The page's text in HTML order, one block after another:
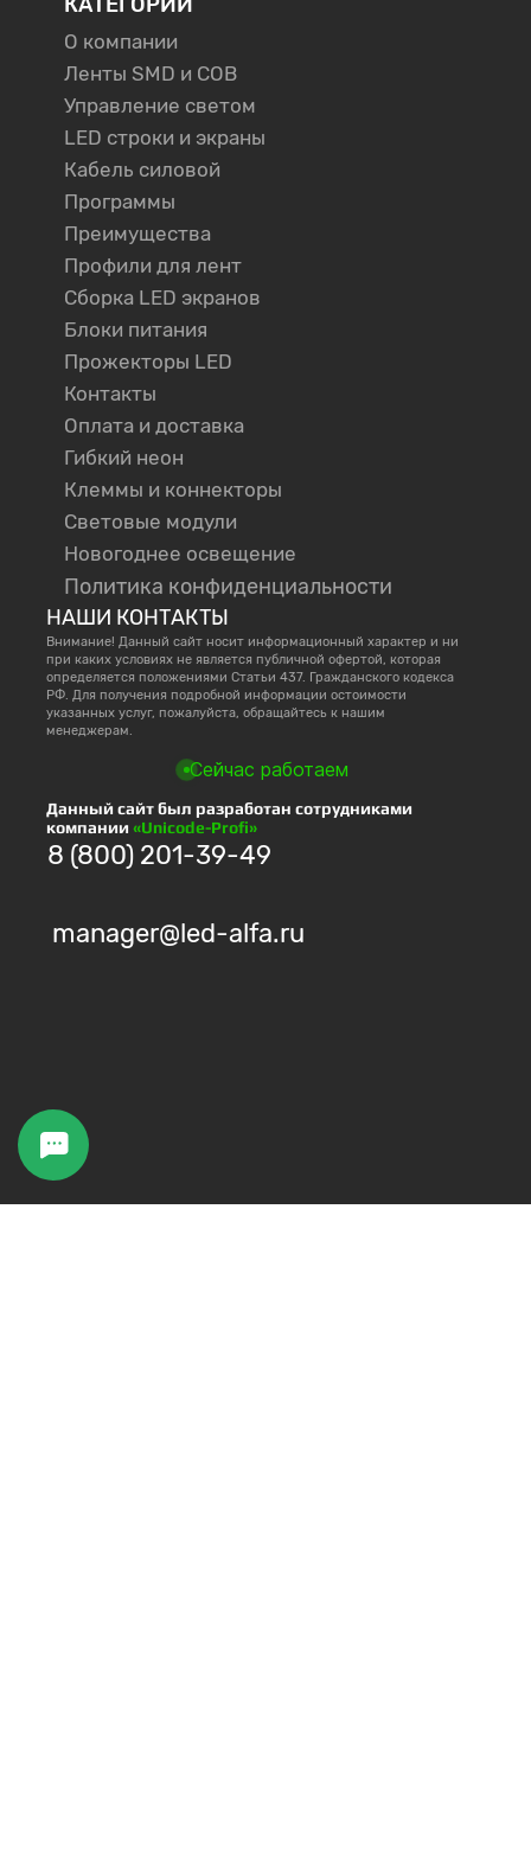
О компании
Ленты SMD и COB
Управление светом
LED строки и экраны
Кабель силовой
Программы
Преимущества
Профили для лент
Сборка LED экранов
Блоки питания
Прожекторы LED
Контакты
Оплата и доставка
Гибкий неон
Клеммы и коннекторы
Световые модули
Новогоднее освещение
Политика конфиденциальности
НАШИ КОНТАКТЫ
Внимание! Данный сайт носит информационный характер и ни
при каких условиях не является публичной офертой, которая
определяется положениями Статьи 437. Гражданского кодекса
РФ. Для получения подробной информации остоимости
указанных услуг, пожалуйста, обращайтесь к нашим
менеджерам.
Сейчас работаем
Данный сайт был разработан сотрудниками
компании «Unicode-Profi»
8 (800) 201-39-49
manager@led-alfa.ru